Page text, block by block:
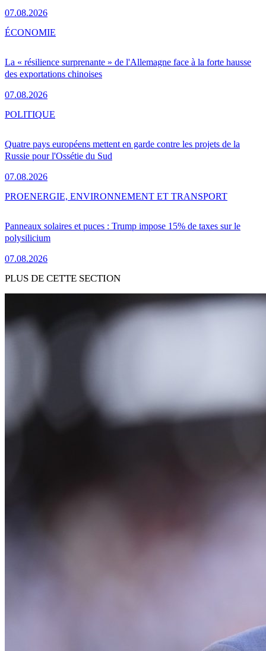
07.08.2026
La « résilience surprenante » de l'Allemagne face à la forte hausse
des exportations chinoises
07.08.2026
ÉCONOMIE
Quatre pays européens mettent en garde contre les projets de la
Russie pour l'Ossétie du Sud
07.08.2026
POLITIQUE
Panneaux solaires et puces : Trump impose 15% de taxes sur le
polysilicium
07.08.2026
PROENERGIE, ENVIRONNEMENT ET TRANSPORT
PLUS DE CETTE SECTION